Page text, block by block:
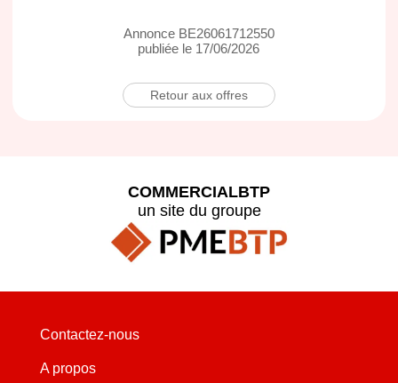
Annonce BE26061712550
publiée le 17/06/2026
Retour aux offres
COMMERCIALBTP
un site du groupe
Contactez-nous
A propos